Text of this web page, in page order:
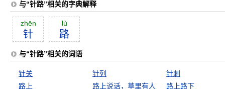
与“针路”相关的字典解释
zhēn
针
lù
路
与“针路”相关的词语
针关 针列
针刺
路上
路上说话，草里有人 路上路下